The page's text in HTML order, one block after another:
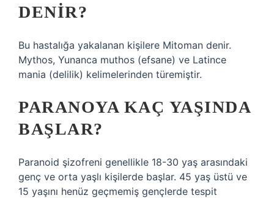
DENIR?
Bu hastalığa yakalanan kişilere Mitoman denir.
Mythos, Yunanca muthos (efsane) ve Latince
mania (delilik) kelimelerinden türemiştir.
PARANOYA KAÇ YAŞINDA
BAŞLAR?
Paranoid şizofreni genellikle 18-30 yaş arasındaki
genç ve orta yaşlı kişilerde başlar. 45 yaş üstü ve
15 yaşını henüz geçmemiş gençlerde tespit